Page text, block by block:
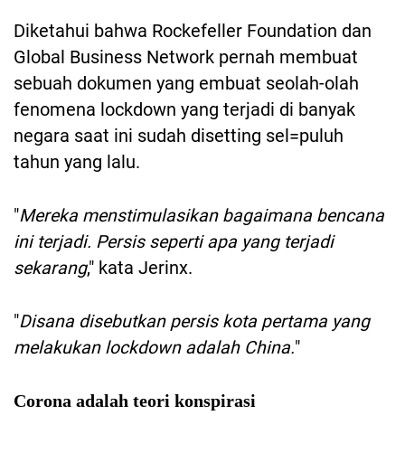
Diketahui bahwa Rockefeller Foundation dan
Global Business Network pernah membuat
sebuah dokumen yang embuat seolah-olah
fenomena lockdown yang terjadi di banyak
negara saat ini sudah disetting sel=puluh
tahun yang lalu.
"Mereka menstimulasikan bagaimana bencana
ini terjadi. Persis seperti apa yang terjadi
sekarang," kata Jerinx.
"Disana disebutkan persis kota pertama yang
melakukan lockdown adalah China."
Corona adalah teori konspirasi